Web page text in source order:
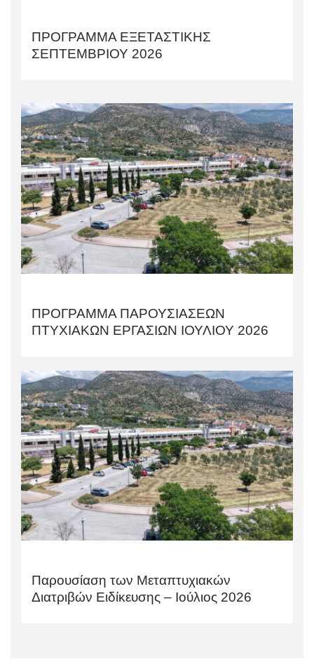
ΠΡΟΓΡΑΜΜΑ ΕΞΕΤΑΣΤΙΚΗΣ
ΣΕΠΤΕΜΒΡΙΟΥ 2026
ΠΡΟΓΡΑΜΜΑ ΠΑΡΟΥΣΙΑΣΕΩΝ
ΠΤΥΧΙΑΚΩΝ ΕΡΓΑΣΙΩΝ ΙΟΥΛΙΟΥ 2026
Παρουσίαση των Μεταπτυχιακών
Διατριβών Ειδίκευσης – Ιούλιος 2026